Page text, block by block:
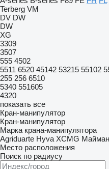
Terberg VM
DV DW
DW
XG
3309
3507
555 4502
5511 6520 45142 53215 55102
255 256 6510
5340 551605
4320
показать все
Кран-манипулятор
Кран-манипулятор
Марка крана-манипулятора
Agriduarte Hyva XCMG Майман
Место расположения
Поиск по радиусу